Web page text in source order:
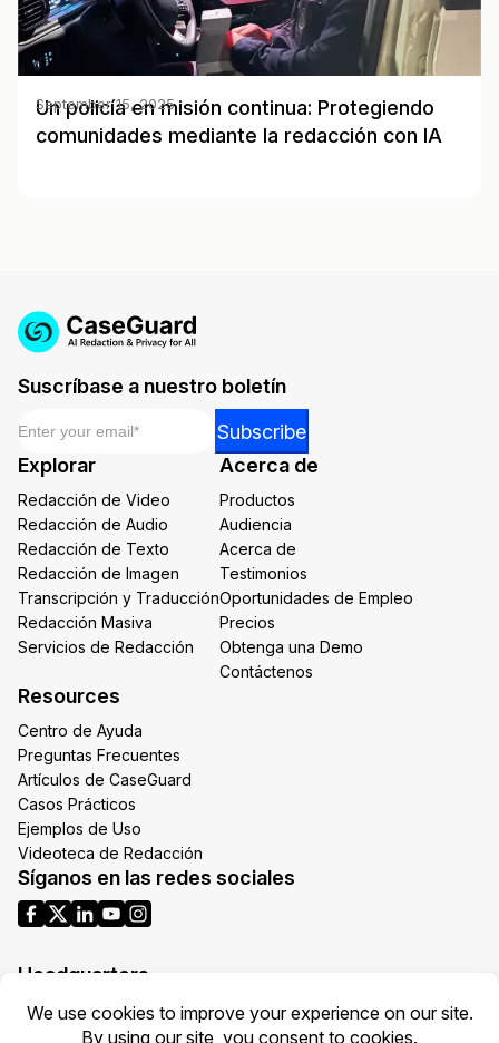
Un policía en misión continua: Protegiendo
comunidades mediante la redacción con IA
September 15, 2025
Suscríbase a nuestro boletín
Email
Subscribe
Explorar
Redacción de Video
Redacción de Audio
Redacción de Texto
Redacción de Imagen
Transcripción y Traducción
Redacción Masiva
Servicios de Redacción
Acerca de
Productos
Audiencia
Acerca de
Testimonios
Oportunidades de Empleo
Precios
Obtenga una Demo
Contáctenos
Resources
Centro de Ayuda
Preguntas Frecuentes
Artículos de CaseGuard
Casos Prácticos
Ejemplos de Uso
Videoteca de Redacción
Síganos en las redes sociales
Headquarters
1700 N Moore St Suite 1701